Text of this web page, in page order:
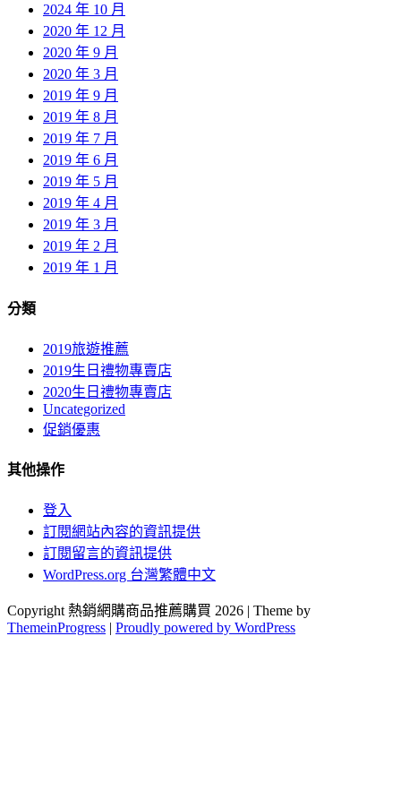
2024 年 10 月
2020 年 12 月
2020 年 9 月
2020 年 3 月
2019 年 9 月
2019 年 8 月
2019 年 7 月
2019 年 6 月
2019 年 5 月
2019 年 4 月
2019 年 3 月
2019 年 2 月
2019 年 1 月
分類
2019旅遊推薦
2019生日禮物專賣店
2020生日禮物專賣店
Uncategorized
促銷優惠
其他操作
登入
訂閱網站內容的資訊提供
訂閱留言的資訊提供
WordPress.org 台灣繁體中文
Copyright 熱銷網購商品推薦購買 2026 | Theme by
ThemeinProgress | Proudly powered by WordPress